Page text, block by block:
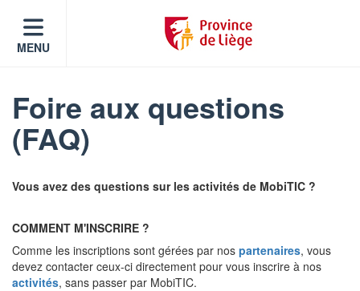
MENU
Foire aux questions
(FAQ)
Vous avez des questions sur les activités de MobiTIC ?
COMMENT M'INSCRIRE ?
Comme les inscriptions sont gérées par nos partenaires, vous
devez contacter ceux-ci directement pour vous inscrire à nos
activités, sans passer par MobiTIC.